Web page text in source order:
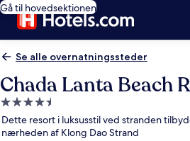
Gå til hovedsektionen
Se alle overnatningssteder
Chada Lanta Beach
4.5-
stjernet
overnatningssted
Dette resort i luksusstil ved stranden
nærheden af Klong Dao Strand